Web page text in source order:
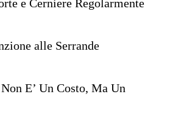
e Cerniere Regolarmente
alle Serrande
E’ Un Costo, Ma Un